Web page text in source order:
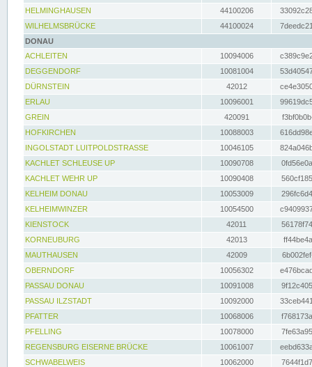
HELMINGHAUSEN
44100206
WILHELMSBRÜCKE
44100024
DONAU
ACHLEITEN
10094006
DEGGENDORF
10081004
DÜRNSTEIN
42012
ERLAU
10096001
GREIN
420091
HOFKIRCHEN
10088003
INGOLSTADT LUITPOLDSTRASSE
10046105
KACHLET SCHLEUSE UP
10090708
KACHLET WEHR UP
10090408
KELHEIM DONAU
10053009
KELHEIMWINZER
10054500
KIENSTOCK
42011
KORNEUBURG
42013
MAUTHAUSEN
42009
OBERNDORF
10056302
PASSAU DONAU
10091008
PASSAU ILZSTADT
10092000
PFATTER
10068006
PFELLING
10078000
REGENSBURG EISERNE BRÜCKE
10061007
SCHWABELWEIS
10062000